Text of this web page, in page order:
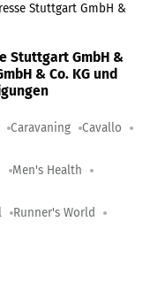
Stuttgart GmbH &
Stuttgart GmbH &
& Co. KG und
Caravaning Cavallo
Men's Health
Runner's World